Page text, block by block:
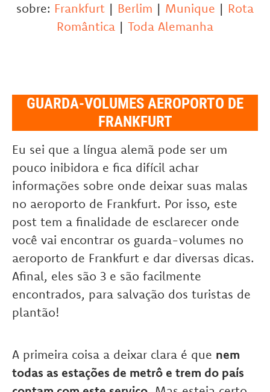
sobre: Frankfurt | Berlim | Munique | Rota
Romântica | Toda Alemanha
GUARDA-VOLUMES AEROPORTO DE
FRANKFURT
Eu sei que a língua alemã pode ser um
pouco inibidora e fica difícil achar
informações sobre onde deixar suas malas
no aeroporto de Frankfurt. Por isso, este
post tem a finalidade de esclarecer onde
você vai encontrar os guarda-volumes no
aeroporto de Frankfurt e dar diversas dicas.
Afinal, eles são 3 e são facilmente
encontrados, para salvação dos turistas de
plantão!
A primeira coisa a deixar clara é que nem
todas as estações de metrô e trem do país